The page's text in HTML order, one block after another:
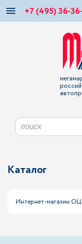
+7 (495) 36-
Каталог
Интернет-магазин